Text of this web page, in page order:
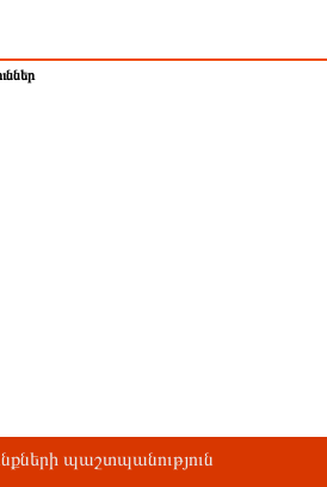
պաշտպանություն